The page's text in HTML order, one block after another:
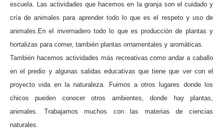
escuela. Las actividades que hacemos en la granja son el cuidado y
cría de animales para aprender todo lo que es el respeto y uso de
animales. En el invernadero todo lo que es producción de plantas y
hortalizas para comer, también plantas ornamentales y aromáticas.
También hacemos actividades más recreativas como andar a caballo
en el predio y algunas salidas educativas que tiene que ver con el
proyecto vida en la naturaleza. Fuimos a otros lugares donde los
chicos pueden conocer otros ambientes, donde hay plantas,
animales. Trabajamos muchos con las materias de ciencias
naturales.